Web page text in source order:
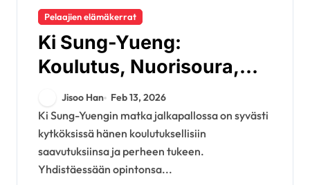
Pelaajien elämäkerrat
Ki Sung-Yueng:
Koulutus, Nuorisoura,
Perheen tuki
Jisoo Han Feb 13, 2026
Ki Sung-Yuengin matka jalkapallossa on syvästi
kytköksissä hänen koulutuksellisiin
saavutuksiinsa ja perheen tukeen.
Yhdistäessään opintonsa...